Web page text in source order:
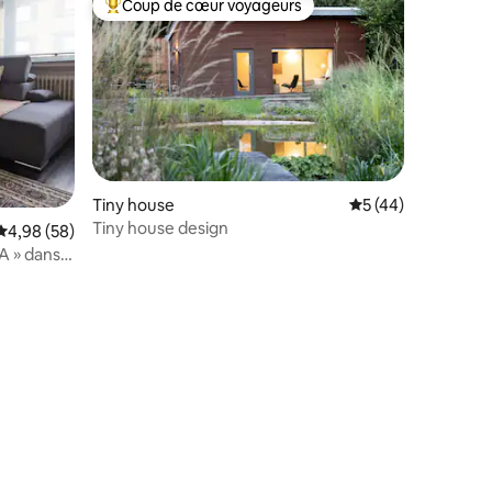
: 4,93 sur 5
appréciés
moyenne sur la base de 58 commentaires : 4,98 sur 5
4,98 (58)
» dans
Coups de cœur voyageurs les plus appréciés
Coup de cœur voyageurs
Tiny house Évaluation
5 (44)
Tiny house design